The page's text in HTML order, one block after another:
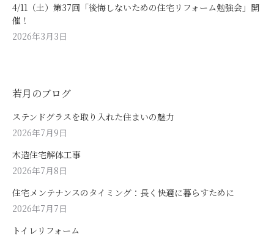
4/11（土）第37回「後悔しないための住宅リフォーム勉強会」開
催！
2026年3月3日
若月のブログ
ステンドグラスを取り入れた住まいの魅力
2026年7月9日
木造住宅解体工事
2026年7月8日
住宅メンテナンスのタイミング：長く快適に暮らすために
2026年7月7日
トイレリフォーム